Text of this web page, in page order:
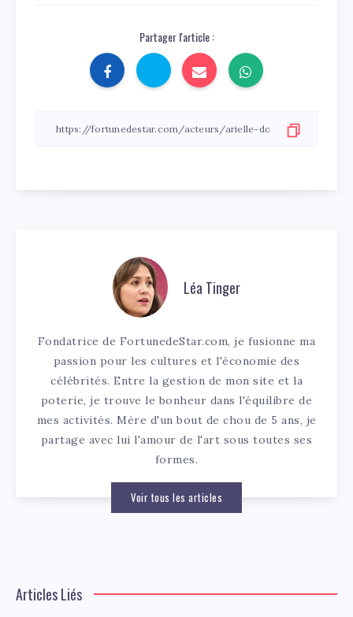
Partager l'article :
Léa Tinger
Fondatrice de FortunedeStar.com, je fusionne ma
passion pour les cultures et l'économie des
célébrités. Entre la gestion de mon site et la
poterie, je trouve le bonheur dans l'équilibre de
mes activités. Mère d'un bout de chou de 5 ans, je
partage avec lui l'amour de l'art sous toutes ses
formes.
Voir tous les articles
Articles Liés